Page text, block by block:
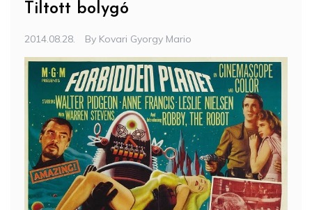
Tiltott bolygó
2014.08.28. By Kovari Gyorgy Mario